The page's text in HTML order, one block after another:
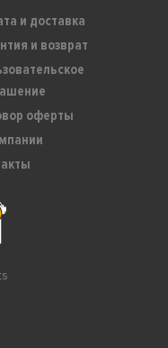
и доставка
и возврат
оферты